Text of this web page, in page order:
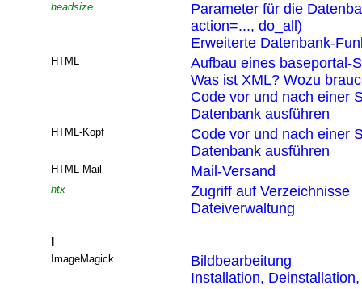
headsize
Parameter für die
action=..., do_all)
Erweiterte Datenbank-
HTML
Aufbau eines baseportal-
Was ist XML? Wozu
Code vor und nach einer
Datenbank ausführen
HTML-Kopf
Code vor und nach einer
Datenbank ausführen
HTML-Mail Mail-Versand
htx
Zugriff auf Verzeichnisse
Dateiverwaltung
ImageMagick
Bildbearbeitung
Installation,